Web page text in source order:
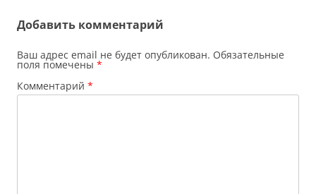
Добавить комментарий
Ваш адрес email не будет опубликован. Обязательные
поля помечены *
Комментарий *